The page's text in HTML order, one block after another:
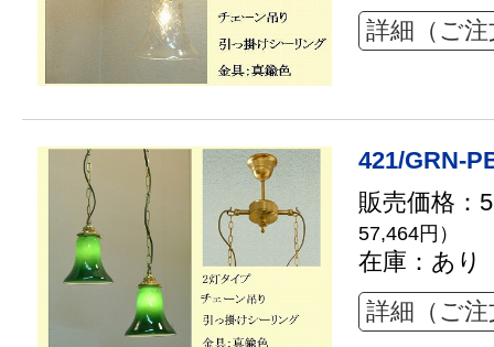
詳細（ご
421/GRN-
販売価格：
57,464円）
在庫：あり
詳細（ご